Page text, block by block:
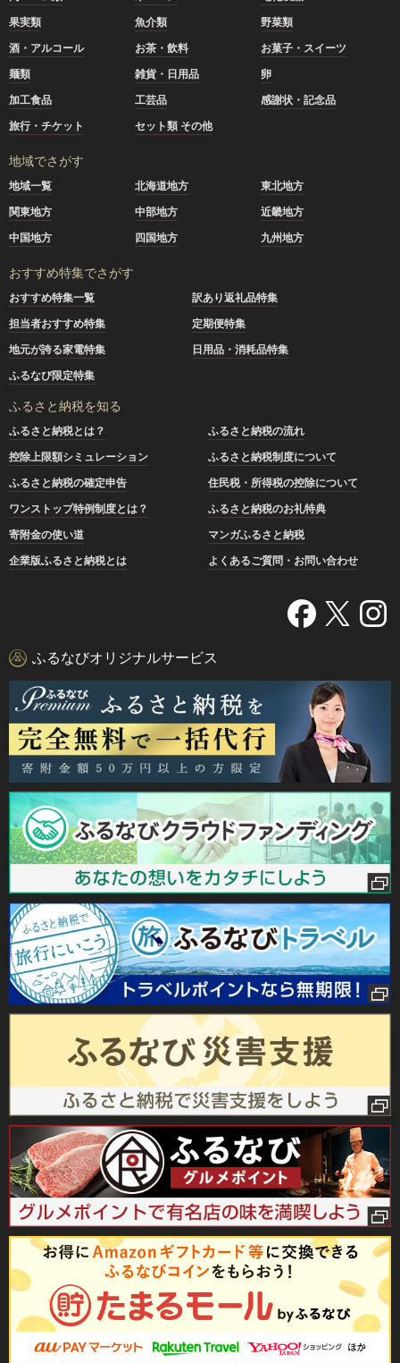
果実類
魚介類
野菜類
酒・アルコール
お茶・飲料
お菓子・スイーツ
麺類
雑貨・日用品
卵
加工食品
工芸品
感謝状・記念品
旅行・チケット
セット類 その他
地域でさがす
地域一覧 北海道地方
東北地方
関東地方
中部地方
近畿地方
中国地方
四国地方 九州地方
おすすめ特集でさがす
おすすめ特集一覧
訳あり返礼品特集
担当者おすすめ特集
定期便特集
地元が誇る家電特集
日用品・消耗品特集
ふるなび限定特集
ふるさと納税を知る
ふるさと納税とは？
ふるさと納税の流れ
控除上限額シミュレーション
ふるさと納税制度について
ふるさと納税の確定申告
住民税・所得税の控除について
ワンストップ特例制度とは？
ふるさと納税のお礼特典
寄附金の使い道
マンガふるさと納税
企業版ふるさと納税とは
よくあるご質問・お問い合わせ
ふるなびオリジナルサービス